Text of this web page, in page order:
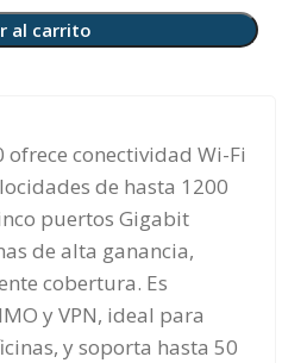
al carrito
ofrece conectividad Wi-Fi
de hasta 1200
puertos Gigabit
de alta ganancia,
cobertura. Es
y VPN, ideal para
y soporta hasta 50